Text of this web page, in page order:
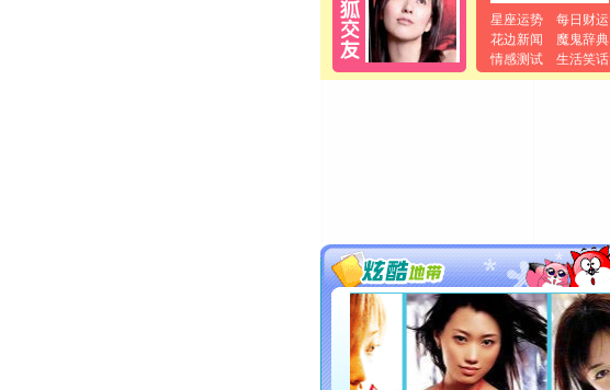
星座运势
每日财运
花边新闻
魔鬼辞典
情感测试
生活笑话